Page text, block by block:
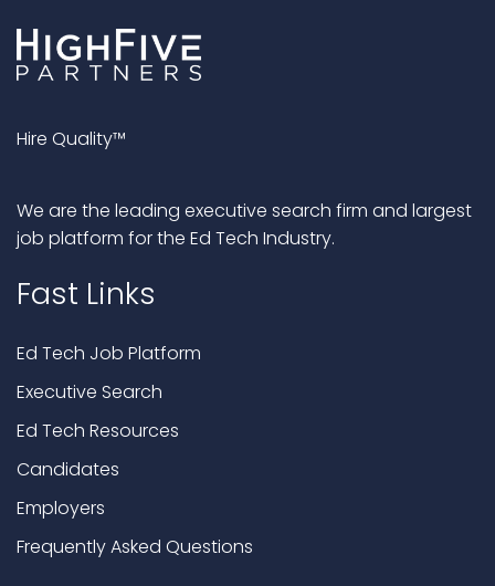
Hire Quality™
We are the leading executive search firm and largest
job platform for the Ed Tech Industry.
Fast Links
Ed Tech Job Platform
Executive Search
Ed Tech Resources
Candidates
Employers
Frequently Asked Questions